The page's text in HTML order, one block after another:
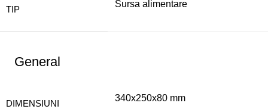
TIP
Sursa alimentare
General
DIMENSIUNI
340x250x80 mm